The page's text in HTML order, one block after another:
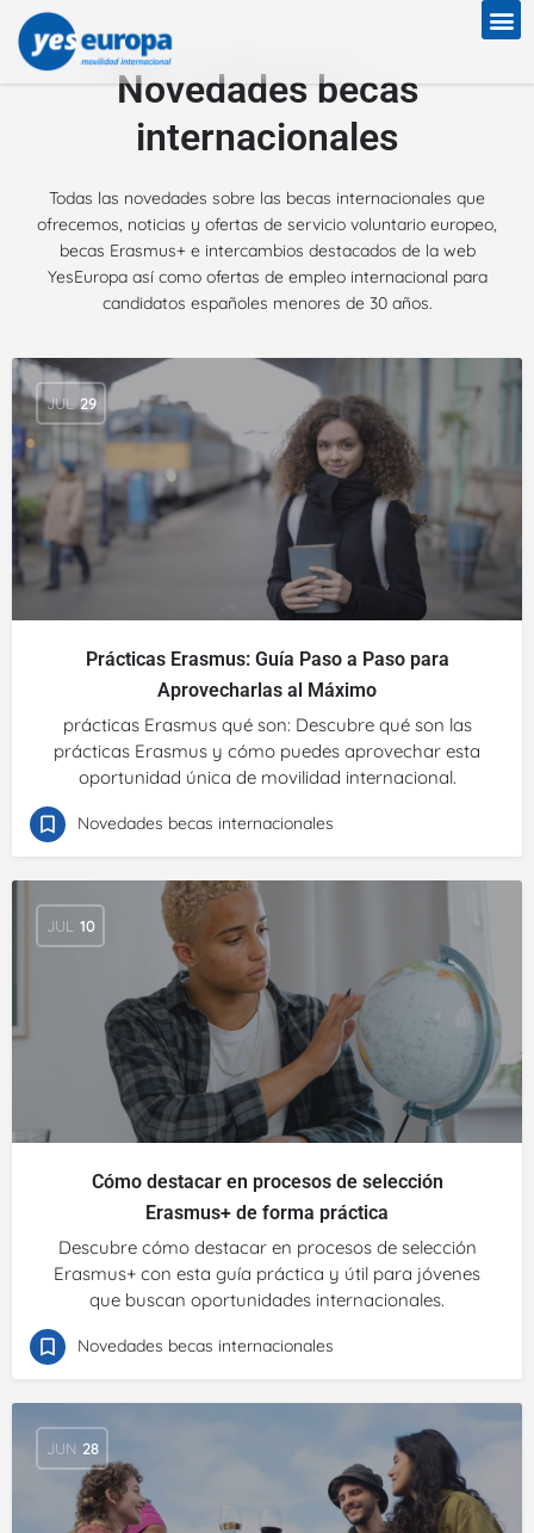
Novedades becas
internacionales
Todas las novedades sobre las becas internacionales que
ofrecemos, noticias y ofertas de servicio voluntario europeo,
becas Erasmus+ e intercambios destacados de la web
YesEuropa así como ofertas de empleo internacional para
candidatos españoles menores de 30 años.
JUL 29
Prácticas Erasmus: Guía Paso a Paso para
Aprovecharlas al Máximo
prácticas Erasmus qué son: Descubre qué son las
prácticas Erasmus y cómo puedes aprovechar esta
oportunidad única de movilidad internacional.
Novedades becas internacionales
JUL 10
Cómo destacar en procesos de selección
Erasmus+ de forma práctica
Descubre cómo destacar en procesos de selección
Erasmus+ con esta guía práctica y útil para jóvenes
que buscan oportunidades internacionales.
Novedades becas internacionales
JUN 28